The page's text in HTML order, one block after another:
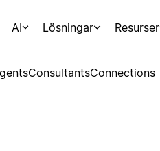
AI Lösningar Resurser
ConsultantsConnections